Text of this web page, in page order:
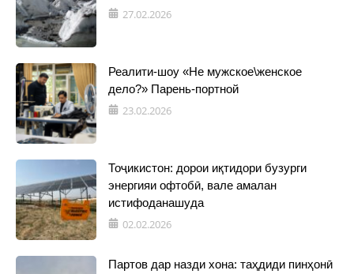
27.02.2026
Реалити-шоу «Не мужское\женское
дело?» Парень-портной
23.02.2026
Тоҷикистон: дорои иқтидори бузурги
энергияи офтобӣ, вале амалан
истифоданашуда
02.02.2026
Партов дар назди хона: таҳдиди пинҳонӣ